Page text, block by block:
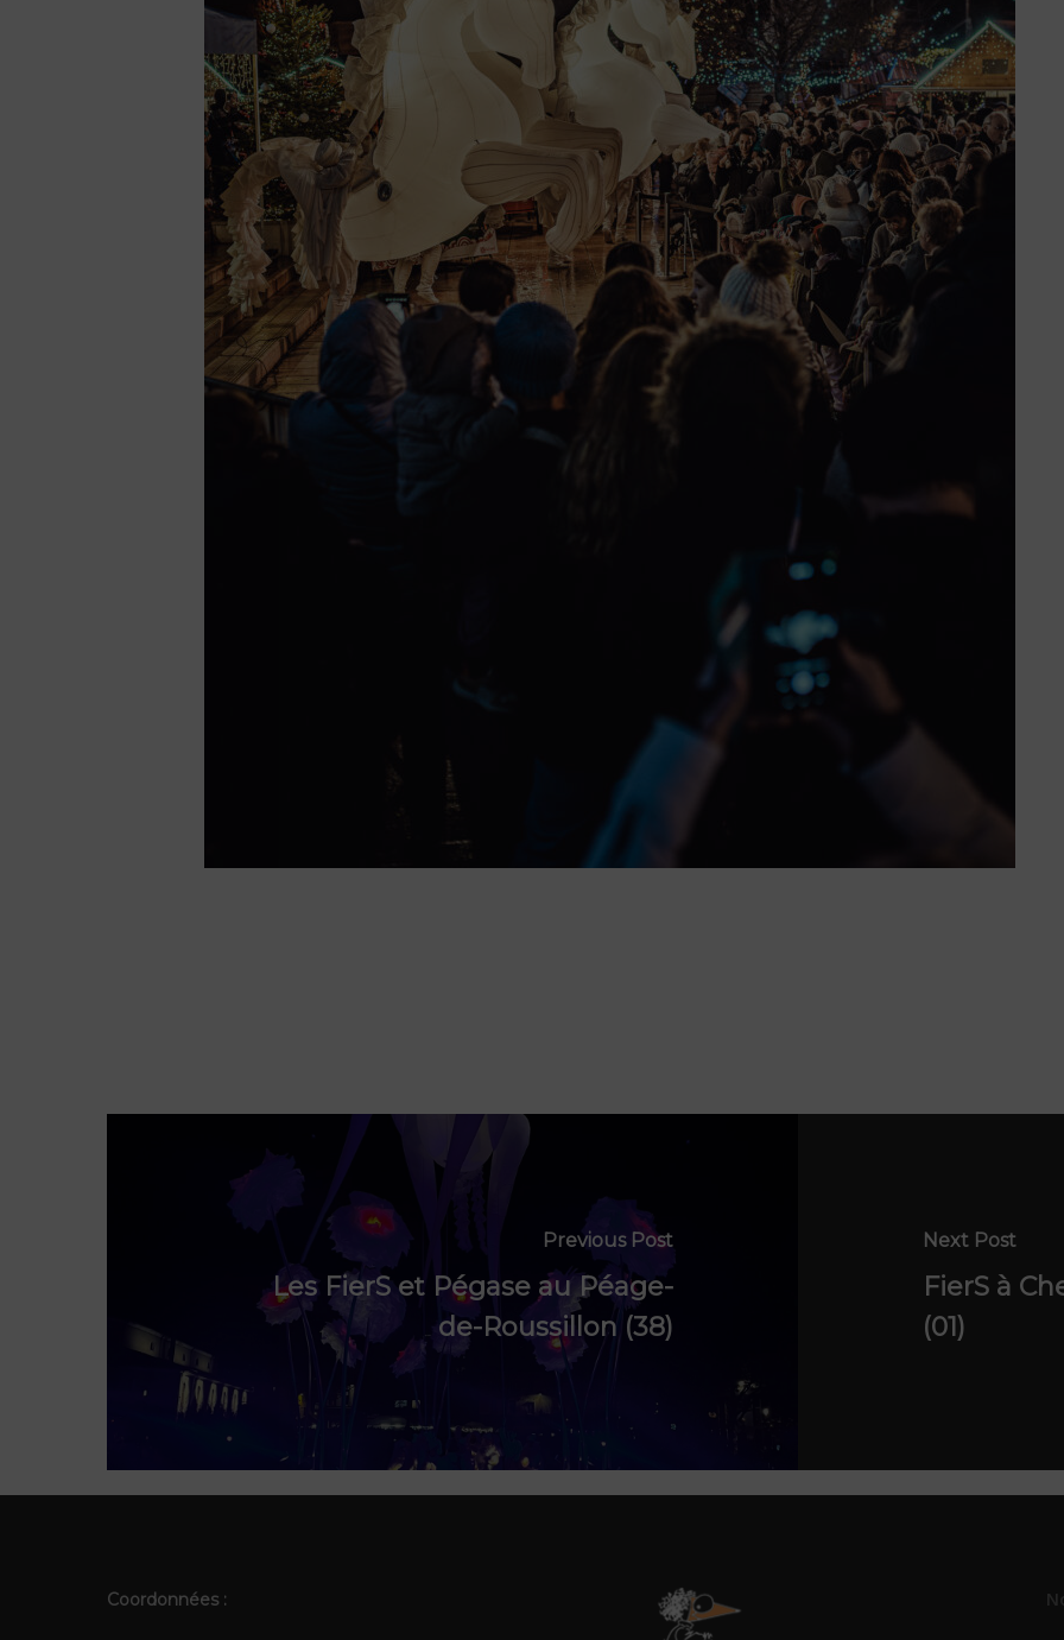
Previous Post
Les FierS et Pégase au Péage-
de-Roussillon (38)
Next Post
FierS à
(01)
Coordonnées :